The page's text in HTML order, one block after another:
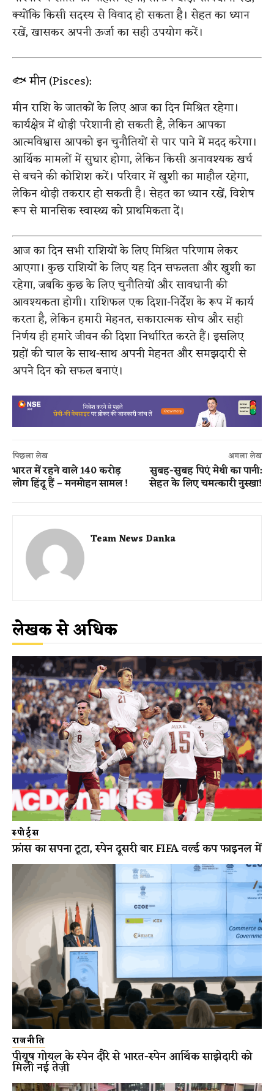
क्योंकि किसी सदस्य से विवाद हो सकता है। सेहत का ध्यान
रखें, खासकर अपनी ऊर्जा का सही उपयोग करें।
🐟 मीन (Pisces):
मीन राशि के जातकों के लिए आज का दिन मिश्रित रहेगा।
कार्यक्षेत्र में थोड़ी परेशानी हो सकती है, लेकिन आपका
आत्मविश्वास आपको इन चुनौतियों से पार पाने में मदद करेगा।
आर्थिक मामलों में सुधार होगा, लेकिन किसी अनावश्यक खर्च
से बचने की कोशिश करें। परिवार में खुशी का माहौल रहेगा,
लेकिन थोड़ी तकरार हो सकती है। सेहत का ध्यान रखें, विशेष
रूप से मानसिक स्वास्थ्य को प्राथमिकता दें।
आज का दिन सभी राशियों के लिए मिश्रित परिणाम लेकर
आएगा। कुछ राशियों के लिए यह दिन सफलता और खुशी का
रहेगा, जबकि कुछ के लिए चुनौतियों और सावधानी की
आवश्यकता होगी। राशिफल एक दिशा-निर्देश के रूप में कार्य
करता है, लेकिन हमारी मेहनत, सकारात्मक सोच और सही
निर्णय ही हमारे जीवन की दिशा निर्धारित करते हैं। इसलिए
ग्रहों की चाल के साथ-साथ अपनी मेहनत और समझदारी से
अपने दिन को सफल बनाएं।
पिछला लेख
भारत में रहने वाले 140 करोड़
लोग ह‍िंदू हैं – मनमोहन सामल !
अगला लेख
सुबह-सुबह पिएं मेथी का पानी:
सेहत के लिए चमत्कारी नुस्खा!
Team News Danka
लेखक से अधिक
स्पोर्ट्स
फ्रांस का सपना टूटा, स्पेन दूसरी बार FIFA वर्ल्ड कप फाइनल में
राजनीति
पीयूष गोयल के स्पेन दौरे से भारत-स्पेन आर्थिक साझेदारी को
मिली नई तेज़ी